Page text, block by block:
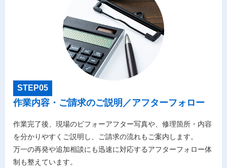
STEP05
作業内容・ご請求のご説明／アフターフォロー
作業完了後、現場のビフォーアフター写真や、修理箇所・内容
を分かりやすくご説明し、ご請求の流れもご案内します。
万一の再発や追加相談にも迅速に対応するアフターフォロー体
制も整えています。